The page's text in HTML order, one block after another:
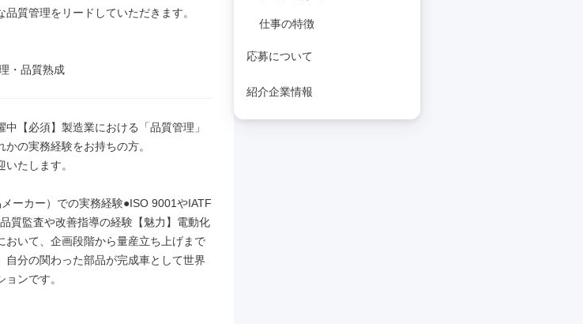
質管理をリードしていただきます。
・品質熟成
【必須】製造業における「品質管理」
かの実務経験をお持ちの方。
たします。
ーカー）での実務経験●ISO 9001やIATF
質監査や改善指導の経験【魅力】電動化
いて、企画段階から量産立ち上げまで
分の関わった部品が完成車として世界
ンです。
仕事の特徴
応募について
紹介企業情報